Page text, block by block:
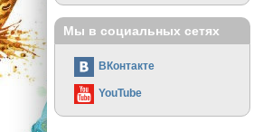
Мы в социальных сетях
ВКонтакте
YouTube